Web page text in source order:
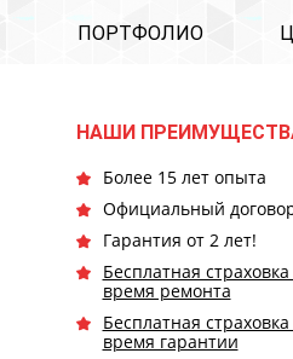
ПОРТФОЛИО
НАШИ
Более 15 лет опыта
Официальный
Гарантия от 2 лет!
Бесплатная
время ремонта
Бесплатная
время гарантии